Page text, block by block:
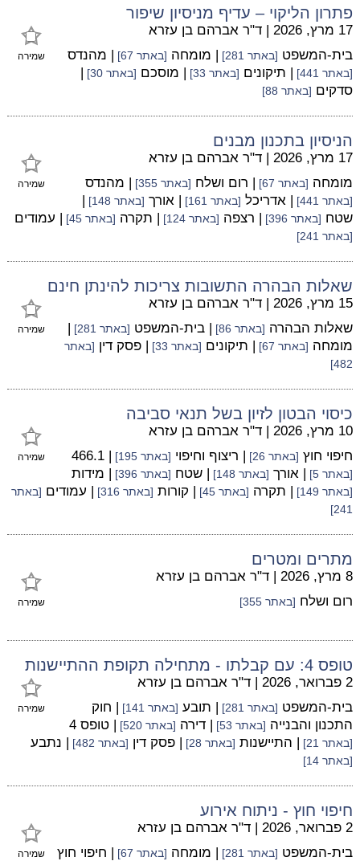
פתרון הליקוי – עדיף מניסיון שיפור
שמירה
17 מרץ, 2026 | ד"ר אברהם בן עזרא
בית-המשפט [באתר 281] | מומחה [באתר 67] | מהנדס
[באתר 441] | תיקונים [באתר 33] | מוסכם [באתר 30]
|
סדקים [באתר 88]
הניסיון בתכנון מבנים
שמירה
17 מרץ, 2026 | ד"ר אברהם בן עזרא
מומחה [באתר 67] | רום ושלח [באתר 355] | מהנדס
[באתר 441] | אדריכל [באתר 161] | אורך [באתר 148]
|
שטח [באתר 396] | רצפה [באתר 124] | תקרה [באתר 45] | עמודים
[באתר 241]
שאלות הבהרה התשובות צריכות להינתן חינם
שמירה
15 מרץ, 2026 | ד"ר אברהם בן עזרא
שאלות הבהרה [באתר 86] | בית-המשפט [באתר 281]
|
מומחה [באתר 67] | תיקונים [באתר 33] | פסק דין [באתר
482]
כיסוי הבטון לזיון בשל תנאי סביבה
שמירה
10 מרץ, 2026 | ד"ר אברהם בן עזרא
חיפוי חוץ [באתר 26] | ריצוף וחיפוי [באתר 195] | 466.1
[באתר 5] | אורך [באתר 148] | שטח [באתר 396] | מידות
[באתר 149] | תקרה [באתר 45] | קורות [באתר 316] | עמודים [באתר
241]
מתרים ומטרים
שמירה
8 מרץ, 2026 | ד"ר אברהם בן עזרא
רום ושלח [באתר 355]
טופס 4: עם קבלתו - מתחילה תקופת ההתיישנות
שמירה
2 פברואר, 2026 | ד"ר אברהם בן עזרא
בית-המשפט [באתר 281] | תובע [באתר 141]
| חוק
התכנון והבנייה [באתר 53] | דירה [באתר 520] | טופס 4
[באתר 21] | התיישנות [באתר 28] | פסק דין [באתר 482] | נתבע
[באתר 14]
חיפוי חוץ - ניתוח אירוע
שמירה
2 פברואר, 2026 | ד"ר אברהם בן עזרא
בית-המשפט [באתר 281] | מומחה [באתר 67] | חיפוי חוץ